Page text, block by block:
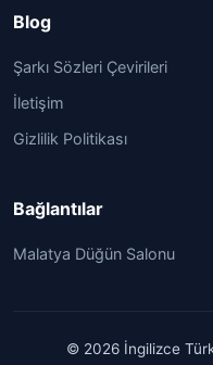
Blog
Şarkı Sözleri Çevirileri
İletişim
Gizlilik Politikası
Bağlantılar
Malatya Düğün Salonu
© 2026 İngilizce